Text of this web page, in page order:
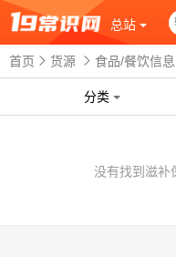
总站
首页 货源 食品/餐饮信息
分类
没有找到滋补